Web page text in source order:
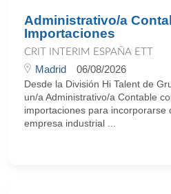
Administrativo/a
Importaciones
CRIT INTERIM ESPAÑA ETT
Madrid 06/08/2026
Desde la División Hi Talent de
un/a Administrativo/a Contable
importaciones para incorporarse
empresa industrial ...